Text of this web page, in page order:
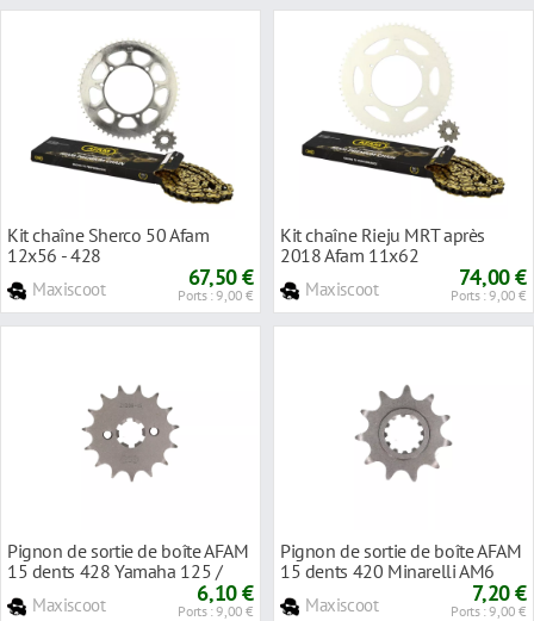
Kit chaîne Sherco 50 Afam
12x56 - 428
Maxiscoot 67,50 €
Ports : 9,00 €
Kit chaîne Rieju MRT après
2018 Afam 11x62
Maxiscoot 74,00 €
Ports : 9,00 €
Pignon de sortie de boîte AFAM
15 dents 428 Yamaha 125 /
Beta 125 / HM 125 / Rieju 125
Maxiscoot 6,10 €
Ports : 9,00 €
Pignon de sortie de boîte AFAM
15 dents 420 Minarelli AM6
Maxiscoot 7,20 €
Ports : 9,00 €